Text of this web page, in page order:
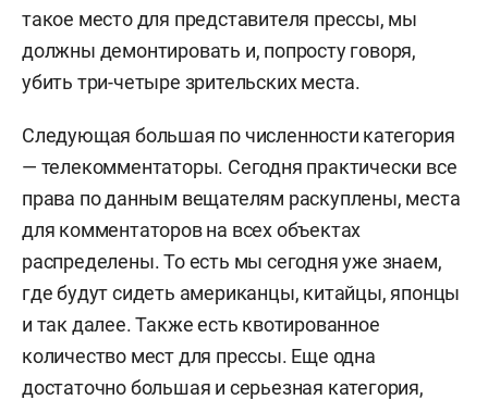
такое место для представителя прессы, мы
должны демонтировать и, попросту говоря,
убить три-четыре зрительских места.
Следующая большая по численности категория
— телекомментаторы. Сегодня практически все
права по данным вещателям раскуплены, места
для комментаторов на всех объектах
распределены. То есть мы сегодня уже знаем,
где будут сидеть американцы, китайцы, японцы
и так далее. Также есть квотированное
количество мест для прессы. Еще одна
достаточно большая и серьезная категория,